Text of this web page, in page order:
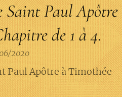
Saint Paul Apôtre
de 1 à 4.
2020
Paul Apôtre à Timothée